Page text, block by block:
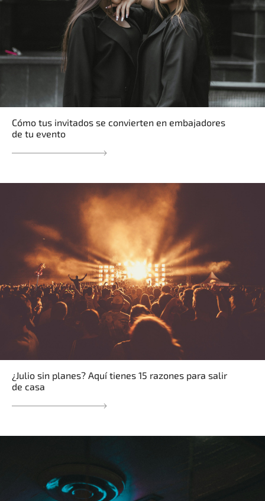
Cómo tus invitados se convierten en embajadores
de tu evento
¿Julio sin planes? Aquí tienes 15 razones para salir
de casa